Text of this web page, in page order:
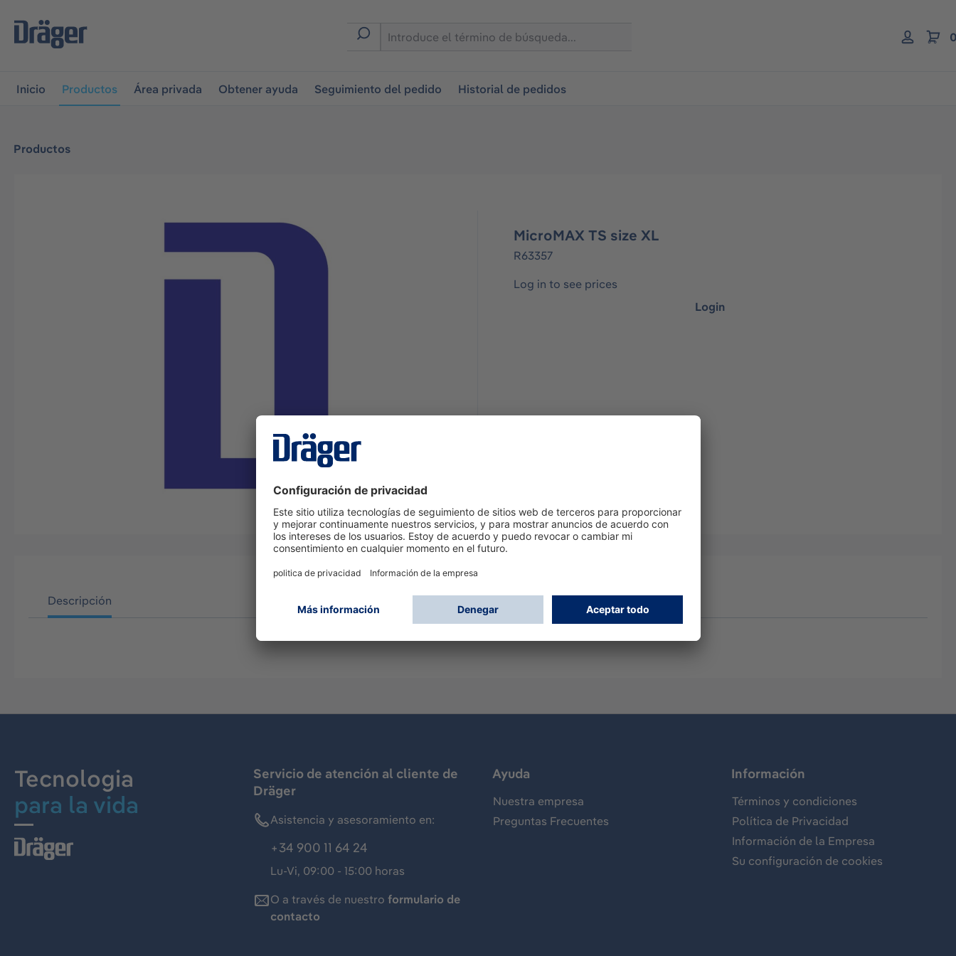
la navegación principal
Inicio Productos Área privada Obtener ayuda Seguimiento del pedido Historial de pedidos
Productos
MicroMAX TS size XL
R63357
Log in to see prices
Login
Descripción
Tecnologia
para la vida
Servicio de atención al cliente de
Dräger
Asistencia y asesoramiento en:
+34 900 11 64 24
Lu-Vi, 09:00 - 15:00 horas
O a través de nuestro formulario de
contacto
Ayuda
Nuestra empresa
Preguntas Frecuentes
Información
Términos y condiciones
Política de Privacidad
Información de la Empresa
Su configuración de cookies